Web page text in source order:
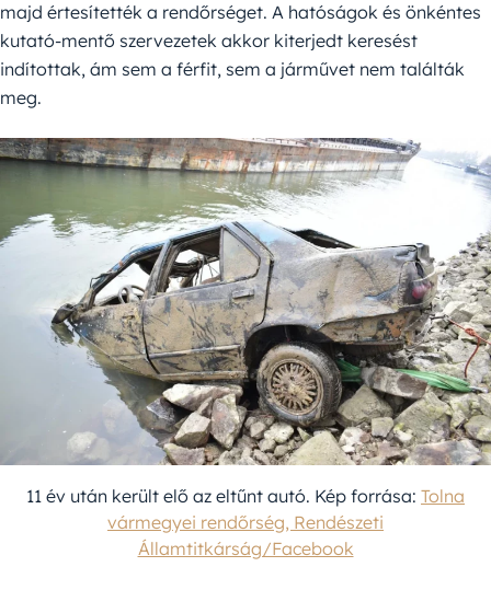
majd értesítették a rendőrséget. A hatóságok és önkéntes
kutató-mentő szervezetek akkor kiterjedt keresést
indítottak, ám sem a férfit, sem a járművet nem találták
meg.
11 év után került elő az eltűnt autó. Kép forrása: Tolna
vármegyei rendőrség, Rendészeti
Államtitkárság/Facebook